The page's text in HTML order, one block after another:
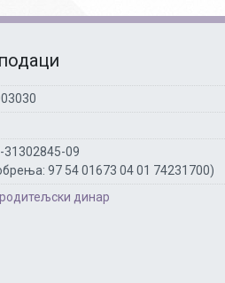
31302845-09
97 54 01673 04 01 74231700)
динар